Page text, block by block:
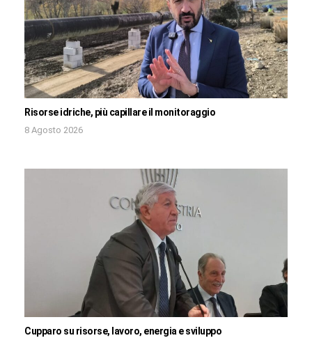
Risorse idriche, più capillare il monitoraggio
8 Agosto 2026
Cupparo su risorse, lavoro, energia e sviluppo